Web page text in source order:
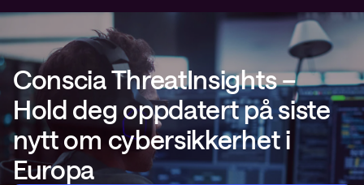
Conscia ThreatInsights –
Hold deg oppdatert på siste
nytt om cybersikkerhet i
Europa